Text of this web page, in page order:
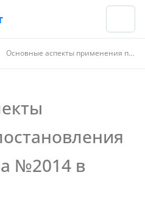
Основные аспекты применения постановления Правительства №2014 в закупках
№2014 в